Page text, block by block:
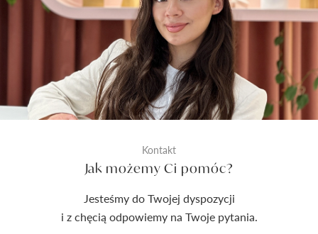
Kontakt
Jak możemy Ci pomóc?
Jesteśmy do Twojej dyspozycji
i z chęcią odpowiemy na Twoje pytania.